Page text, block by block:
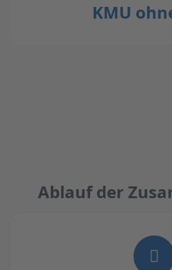
KMU
Ablauf der